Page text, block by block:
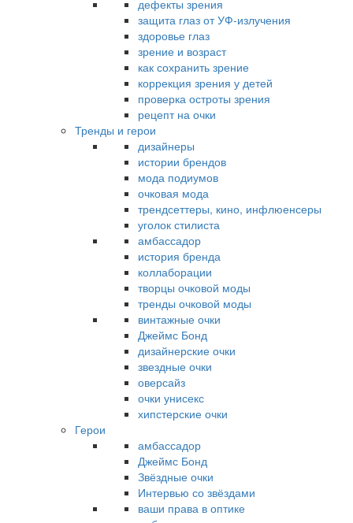
дефекты зрения
защита глаз от УФ-излучения
здоровье глаз
зрение и возраст
как сохранить зрение
коррекция зрения у детей
проверка остроты зрения
рецепт на очки
Тренды и герои
дизайнеры
истории брендов
мода подиумов
очковая мода
трендсеттеры, кино, инфлюенсеры
уголок стилиста
амбассадор
история бренда
коллаборации
творцы очковой моды
тренды очковой моды
винтажные очки
Джеймс Бонд
дизайнерские очки
звездные очки
оверсайз
очки унисекс
хипстерские очки
Герои
амбассадор
Джеймс Бонд
Звёздные очки
Интервью со звёздами
ваши права в оптике